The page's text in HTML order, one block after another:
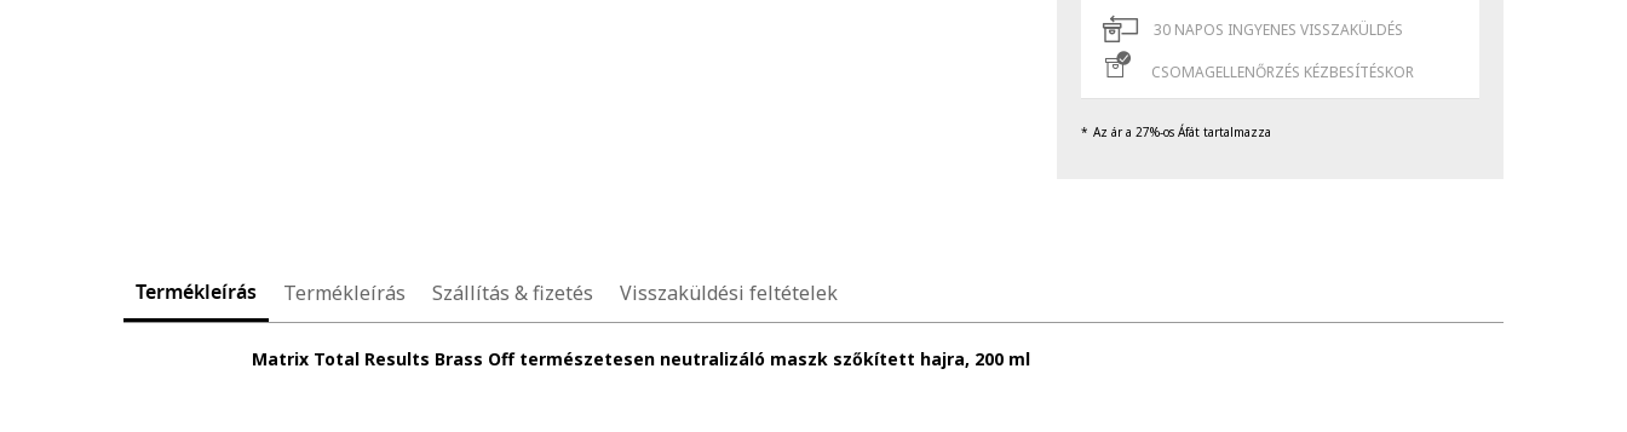
30 NAPOS INGYENES VISSZAKÜLDÉS
CSOMAGELLENŐRZÉS KÉZBESÍTÉSKOR
Az ár a 27%-os Áfát tartalmazza
Termékleírás Termékleírás Szállítás & fizetés Visszaküldési feltételek
Matrix Total Results Brass Off természetesen neutralizáló maszk szőkített hajra, 200 ml